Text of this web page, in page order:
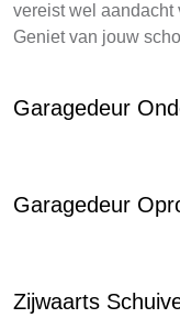
vereist wel aandacht
Geniet van jouw
Garagedeur
Garagedeur
Zijwaarts